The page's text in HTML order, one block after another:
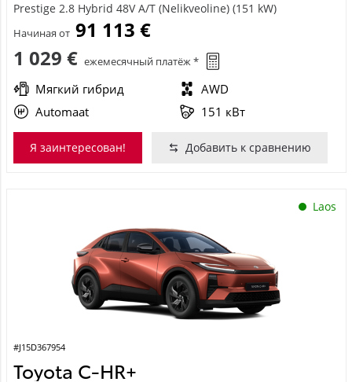
Prestige 2.8 Hybrid 48V A/T (Nelikveoline) (151 kW)
Начиная от 91 113 €
1 029 € ежемесячный платёж *
Мягкий гибрид
AWD
Automaat
151 кВт
Я заинтересован! Добавить к сравнению
Laos
#J15D367954
Toyota C-HR+